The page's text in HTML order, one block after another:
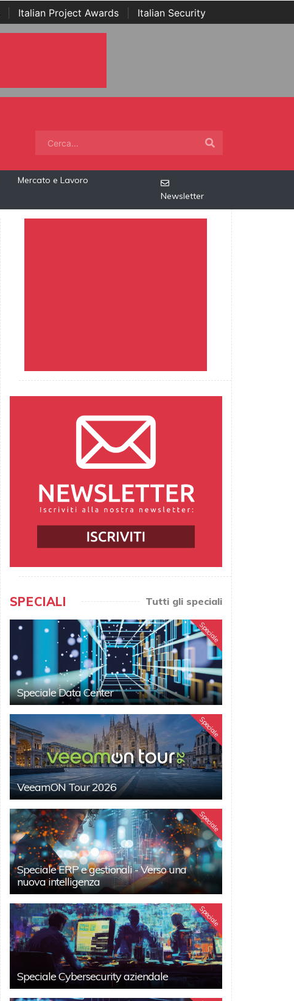
Italian Project Awards
Italian Security
Mercato e Lavoro
Newsletter
SPECIALI Tutti gli speciali
Speciale
Speciale Data Center
Speciale
VeeamON Tour 2026
Speciale
Speciale ERP e gestionali - Verso una
nuova intelligenza
Speciale
Speciale Cybersecurity aziendale